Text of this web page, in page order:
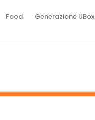
Food Generazione UBox